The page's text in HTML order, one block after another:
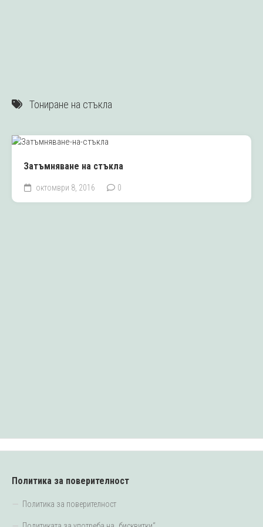
Тониране на стъкла
Затъмняване на стъкла
октомври 8, 2016 0
Политика за поверителност
Политика за поверителност